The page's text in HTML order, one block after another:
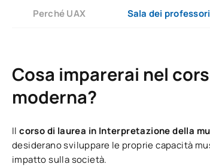
Perché UAX Sala dei professori
Cosa imparerai nel
moderna?
Ilcorso di laurea in Interpretazione della
desiderano sviluppare le proprie capacità
impatto sulla società.